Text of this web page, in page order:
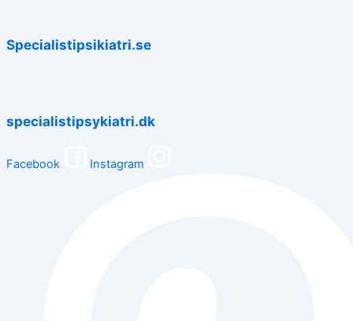
Specialistipsikiatri.se
specialistipsykiatri.dk
Facebook Instagram